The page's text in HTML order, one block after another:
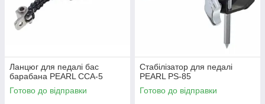
Ланцюг для педалі бас
барабана PEARL CCA-5
Готово до відправки
Стабілізатор для педалі
PEARL PS-85
Готово до відправки